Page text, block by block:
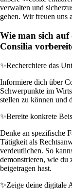
verwalten und
gehen. Wir freuen uns
Wie man sich auf
Consilia
✨Recherchiere das
Informiere dich über
Schwerpunkte im
stellen zu können und
✨Bereite konkrete
Denke an spezifische
Tätigkeit als
verdeutlichen. So
demonstrieren, wie du
beigetragen hast.
✨Zeige deine digitale